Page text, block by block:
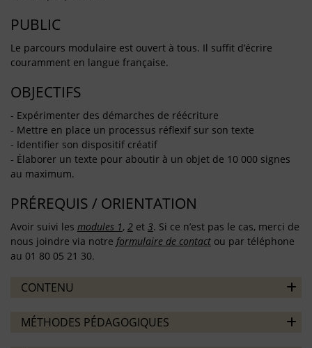
PUBLIC
Le parcours modulaire est ouvert à tous. Il suffit d’écrire
couramment en langue française.
OBJECTIFS
- Expérimenter des démarches de réécriture
- Mettre en place un processus réflexif sur son texte
- Identifier son dispositif créatif
- Élaborer un texte pour aboutir à un objet de 10 000 signes
au maximum.
PRÉREQUIS / ORIENTATION
Avoir suivi les modules 1, 2 et 3. Si ce n’est pas le cas, merci de
nous joindre via notre formulaire de contact ou par téléphone
au 01 80 05 21 30.
CONTENU
MÉTHODES PÉDAGOGIQUES